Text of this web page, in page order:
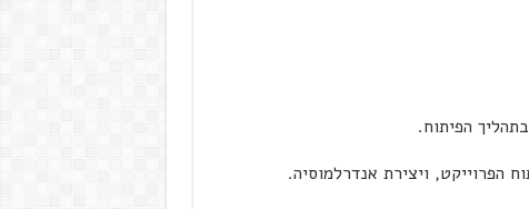
הפיתוח.
הפרוייקט, ויצירת אנדרלמוסיה.